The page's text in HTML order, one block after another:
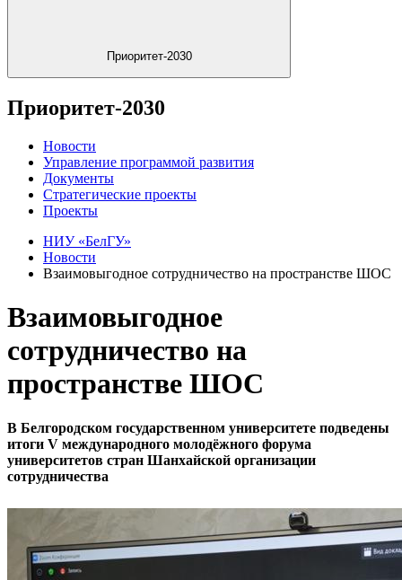
Приоритет-2030
Приоритет-2030
Новости
Управление программой развития
Документы
Стратегические проекты
Проекты
НИУ «БелГУ»
Новости
Взаимовыгодное сотрудничество на пространстве ШОС
Взаимовыгодное
сотрудничество на
пространстве ШОС
В Белгородском государственном университете подведены
итоги V международного молодёжного форума
университетов стран Шанхайской организации
сотрудничества